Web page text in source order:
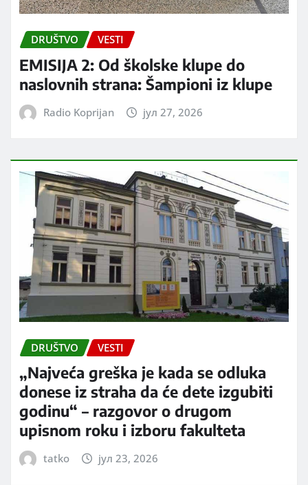
DRUŠTVO VESTI
EMISIJA 2: Od školske klupe do
naslovnih strana: Šampioni iz klupe
Radio Koprijan јул 27, 2026
DRUŠTVO VESTI
„Najveća greška je kada se odluka
donese iz straha da će dete izgubiti
godinu“ – razgovor o drugom
upisnom roku i izboru fakulteta
tatko јул 23, 2026